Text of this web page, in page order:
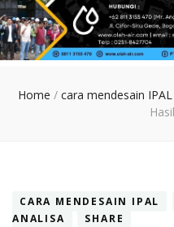
Home / cara mendesain IPAL
CARA MENDESAIN IPAL
ANALISA
SHARE